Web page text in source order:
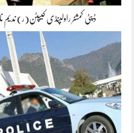
ڈپٹی کمشنر راولپنڈی کیپٹن(ر) ندیم